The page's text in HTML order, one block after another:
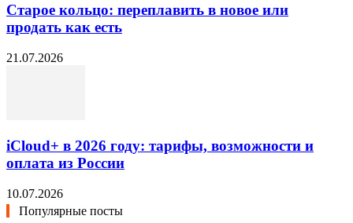
Старое кольцо: переплавить в новое или
продать как есть
21.07.2026
iCloud+ в 2026 году: тарифы, возможности и
оплата из России
10.07.2026
Популярные посты